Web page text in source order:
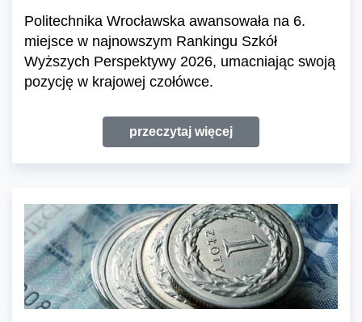
Politechnika Wrocławska awansowała na 6.
miejsce w najnowszym Rankingu Szkół
Wyższych Perspektywy 2026, umacniając swoją
pozycję w krajowej czołówce.
przeczytaj więcej